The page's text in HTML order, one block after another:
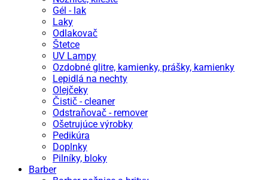
Gél - lak
Laky
Odlakovač
Štetce
UV Lampy
Ozdobné glitre, kamienky, prášky, kamienky
Lepidlá na nechty
Olejčeky
Čistič - cleaner
Odstraňovač - remover
Ošetrujúce výrobky
Pedikúra
Doplnky
Pilníky, bloky
Barber